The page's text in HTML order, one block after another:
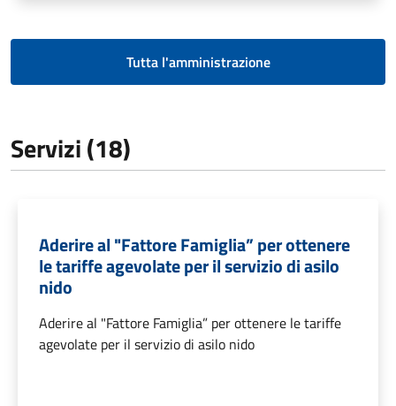
Tutta l'amministrazione
Servizi (18)
Aderire al "Fattore Famiglia” per ottenere
le tariffe agevolate per il servizio di asilo
nido
Aderire al "Fattore Famiglia” per ottenere le tariffe
agevolate per il servizio di asilo nido